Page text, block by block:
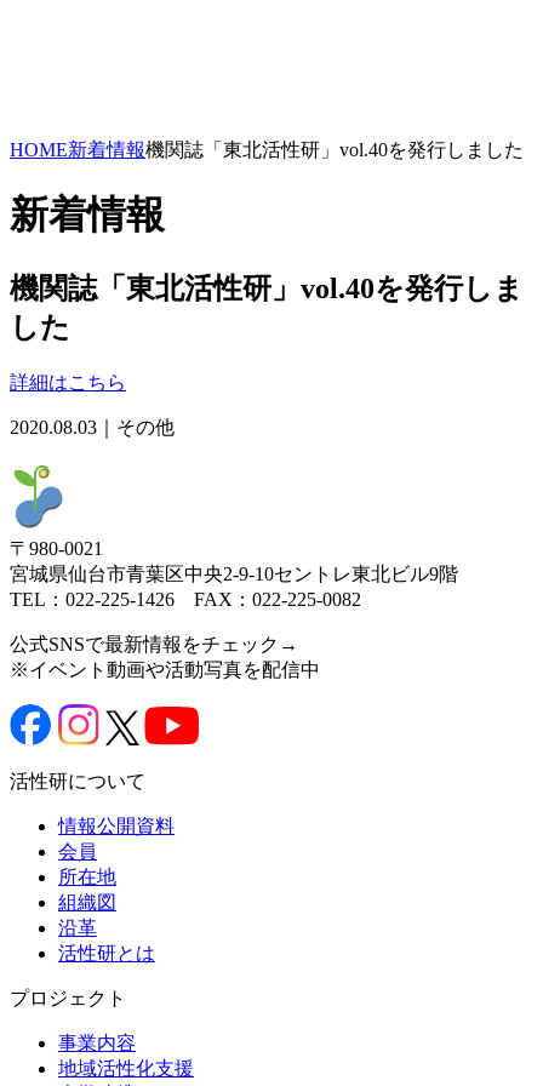
HOME新着情報機関誌「東北活性研」vol.40を発行しました
新着情報
機関誌「東北活性研」vol.40を発行しま
した
詳細はこちら
2020.08.03｜その他
〒980-0021
宮城県仙台市青葉区中央2-9-10セントレ東北ビル9階
TEL：022-225-1426 FAX：022-225-0082
公式SNSで最新情報をチェック→
※イベント動画や活動写真を配信中
活性研について
情報公開資料
会員
所在地
組織図
沿革
活性研とは
プロジェクト
事業内容
地域活性化支援